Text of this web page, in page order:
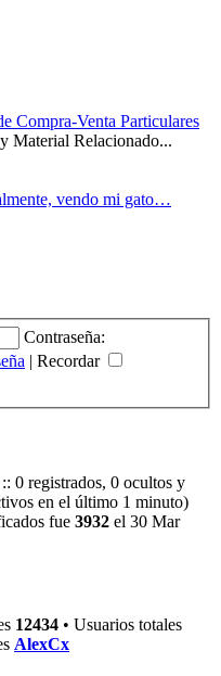
Compra-Venta Particulares
Material Relacionado...
vendo mi gato…
Contraseña:
| Recordar
0 registrados, 0 ocultos y
en el último 1 minuto)
fue 3932 el 30 Mar
12434 • Usuarios totales
AlexCx